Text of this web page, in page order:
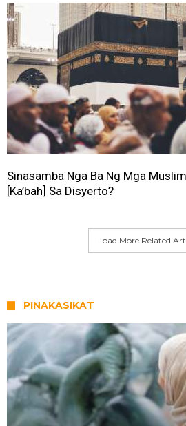
Sinasamba Nga Ba Ng Mga
[Ka’bah] Sa Disyerto?
Load More Related
PINAKASIKAT